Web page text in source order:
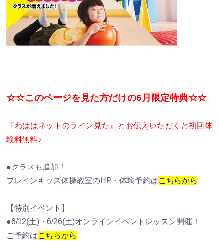
☆☆このページを見た方だけの6月限定特典☆☆
『わははネットのライン見た』とお伝えいただくと初回体
験料無料♪
●クラスも追加！
ブレインキッズ体操教室のHP・体験予約はこちらから
【特別イベント】
●6/12(土)・6/26(土)オンラインイベントレッスン開催！
ご予約はこちらから